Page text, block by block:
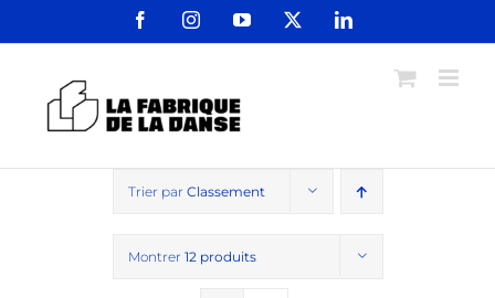
FacebookInstagramYouTube LinkedIn
Trier par Classement
Montrer 12 produits